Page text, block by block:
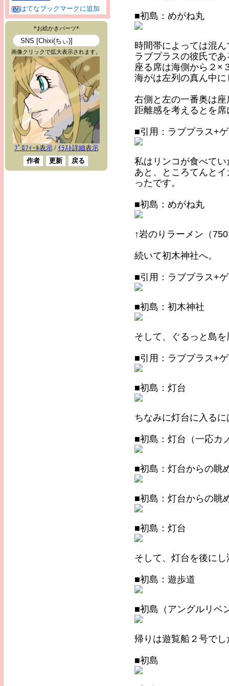
はてなブックマークに追加
■初島：めがね丸
時間帯によっては混
ラブプラスの彼氏で
座る席は海側から２×
海がは左列の真ん中
右側と左の一番奥は
距離感を考えるとを
■引用：ラブプラス+
私はリンコが食べて
あと、ところてんと
ったです。
■初島：めがね丸
↑岩のりラーメン（
続いて初木神社へ。
■引用：ラブプラス+
■初島：初木神社
そして、ぐるっと島
■引用：ラブプラス+
■初島：灯台
ちなみに灯台に入る
■初島：灯台（一応カ
■初島：灯台からの眺
■初島：灯台からの眺
■初島：灯台
そして、灯台を後にし
■初島：遊歩道
■初島（アングルリベ
帰りは遊覧船２号でし
■初島